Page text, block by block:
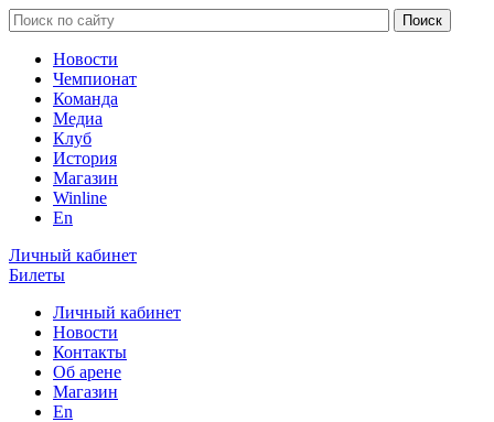
Новости
Чемпионат
Команда
Медиа
Клуб
История
Магазин
Winline
En
Личный кабинет
Билеты
Личный кабинет
Новости
Контакты
Об арене
Магазин
En